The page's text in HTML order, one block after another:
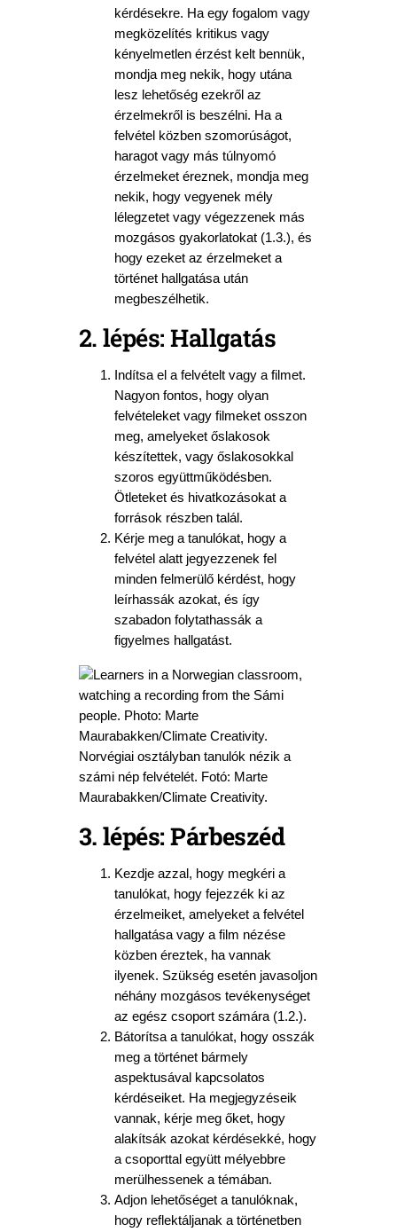
kérdésekre. Ha egy fogalom vagy
megközelítés kritikus vagy
kényelmetlen érzést kelt bennük,
mondja meg nekik, hogy utána
lesz lehetőség ezekről az
érzelmekről is beszélni. Ha a
felvétel közben szomorúságot,
haragot vagy más túlnyomó
érzelmeket éreznek, mondja meg
nekik, hogy vegyenek mély
lélegzetet vagy végezzenek más
mozgásos gyakorlatokat (1.3.), és
hogy ezeket az érzelmeket a
történet hallgatása után
megbeszélhetik.
2. lépés: Hallgatás
Indítsa el a felvételt vagy a filmet.
Nagyon fontos, hogy olyan
felvételeket vagy filmeket osszon
meg, amelyeket őslakosok
készítettek, vagy őslakosokkal
szoros együttműködésben.
Ötleteket és hivatkozásokat a
források részben talál.
Kérje meg a tanulókat, hogy a
felvétel alatt jegyezzenek fel
minden felmerülő kérdést, hogy
leírhassák azokat, és így
szabadon folytathassák a
figyelmes hallgatást.
Norvégiai osztályban tanulók nézik a
számi nép felvételét. Fotó: Marte
Maurabakken/Climate Creativity.
3. lépés: Párbeszéd
Kezdje azzal, hogy megkéri a
tanulókat, hogy fejezzék ki az
érzelmeiket, amelyeket a felvétel
hallgatása vagy a film nézése
közben éreztek, ha vannak
ilyenek. Szükség esetén javasoljon
néhány mozgásos tevékenységet
az egész csoport számára (1.2.).
Bátorítsa a tanulókat, hogy osszák
meg a történet bármely
aspektusával kapcsolatos
kérdéseiket. Ha megjegyzéseik
vannak, kérje meg őket, hogy
alakítsák azokat kérdésekké, hogy
a csoporttal együtt mélyebbre
merülhessenek a témában.
Adjon lehetőséget a tanulóknak,
hogy reflektáljanak a történetben